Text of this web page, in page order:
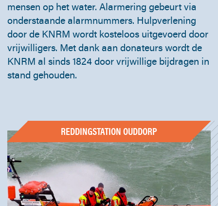
mensen op het water. Alarmering gebeurt via
onderstaande alarmnummers. Hulpverlening
door de KNRM wordt kosteloos uitgevoerd door
vrijwilligers. Met dank aan donateurs wordt de
KNRM al sinds 1824 door vrijwillige bijdragen in
stand gehouden.
REDDINGSTATION OUDDORP